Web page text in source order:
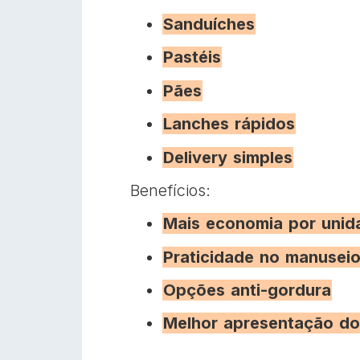
Sanduíches
Pastéis
Pães
Lanches rápidos
Delivery simples
Benefícios:
Mais economia por
Praticidade no manuseio
Opções anti-gordura
Melhor apresentação